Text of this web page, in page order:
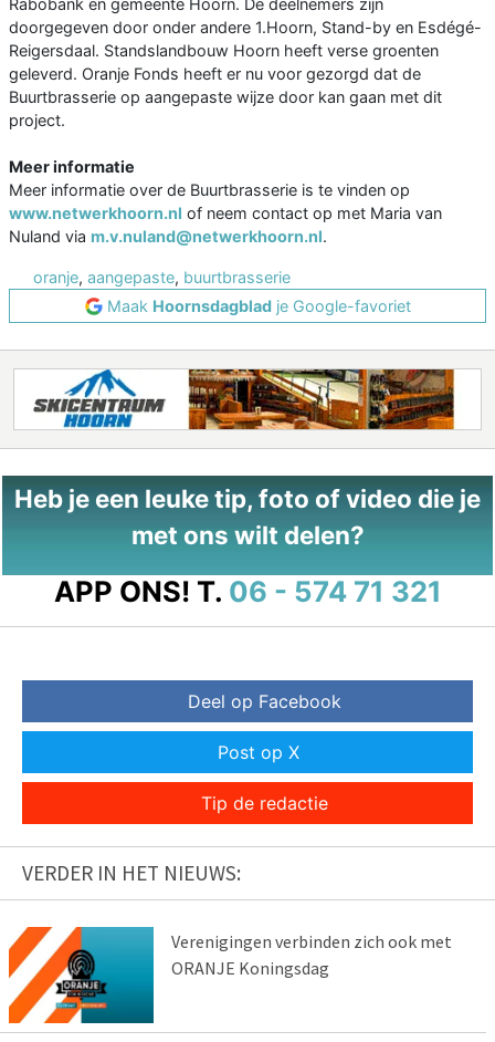
Rabobank en gemeente Hoorn. De deelnemers zijn
doorgegeven door onder andere 1.Hoorn, Stand-by en Esdégé-
Reigersdaal. Standslandbouw Hoorn heeft verse groenten
geleverd. Oranje Fonds heeft er nu voor gezorgd dat de
Buurtbrasserie op aangepaste wijze door kan gaan met dit
project.
Meer informatie
Meer informatie over de Buurtbrasserie is te vinden op
www.netwerkhoorn.nl of neem contact op met Maria van
Nuland via m.v.nuland@netwerkhoorn.nl.
oranje, aangepaste, buurtbrasserie
Maak Hoornsdagbladje Google-favoriet
Heb je een leuke tip, foto of video die je
met ons wilt delen?
APP ONS! T. 06 - 574 71 321
Deel op Facebook
Post op X
Tip de redactie
VERDER IN HET NIEUWS:
Verenigingen verbinden zich ook met
ORANJE Koningsdag